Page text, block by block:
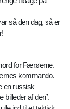
så den dag, så er
for Færøerne.
kommando.
en russisk
billeder af den”.